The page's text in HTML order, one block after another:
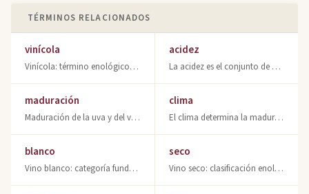
TÉRMINOS RELACIONADOS
vinícola
Vinícola: término enológico relativo al vino y la producción vinícola. Persona q
acidez
La acidez es el conjunto de ácidos en el vino. Preservante natural, protege colo
maduración
Maduración de la uva y del vino: transformación de ácidos en azúcares, indicador
clima
El clima determina la maduración de la uva y calidad del vino. Índices heliotérm
blanco
Vino blanco: categoría fundamental elaborada sin contacto con hollejos. Blanco d
seco
Vino seco: clasificación enológica con menos de 5 gr/l de azúcares residuales. G